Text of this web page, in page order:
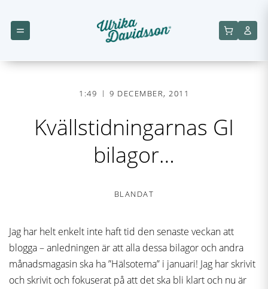
1:49 9 DECEMBER, 2011
Kvällstidningarnas GI
bilagor…
BLANDAT
Jag har helt enkelt inte haft tid den senaste veckan att
blogga – anledningen är att alla dessa bilagor och andra
månadsmagasin ska ha ”Hälsotema” i januari! Jag har skrivit
och skrivit och fokuserat på att det ska bli klart och nu är